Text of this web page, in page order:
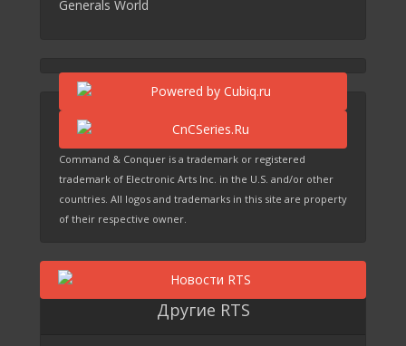
Generals World
Command & Conquer is a trademark or registered
trademark of Electronic Arts Inc. in the U.S. and/or other
countries. All logos and trademarks in this site are property
of their respective owner.
Другие RTS